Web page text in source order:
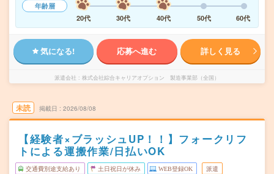
年齢層
20代
30代 40代 50代 60代
気になる! 応募へ進む 詳しく見る
派遣会社 株式会社綜合キャリアオプション 製造事業部（全国）
未読 掲載日 2026/08/08
【経験者×ブラッシュUP！！】フォークリフ
トによる運搬作業/日払いOK
交通費別途支給あり 土日祝日が休み WEB登録OK 派遣